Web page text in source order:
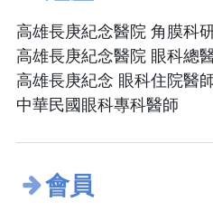
高雄長庚紀念醫院 角膜科
高雄長庚紀念醫院 眼科總
高雄長庚紀念 眼科住院醫
中華民國眼科專科醫師
會員